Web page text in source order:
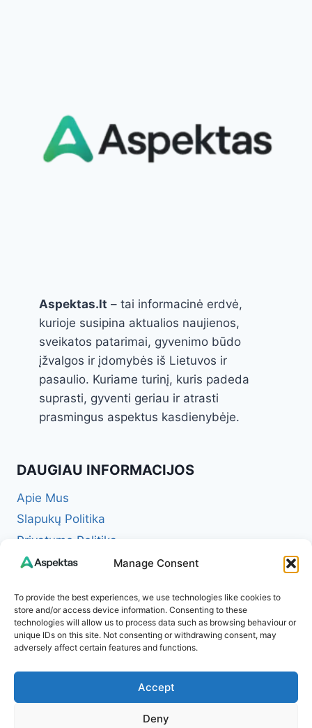
Manage Consent
To provide the best experiences, we use technologies like cookies to
store and/or access device information. Consenting to these
technologies will allow us to process data such as browsing behaviour or
unique IDs on this site. Not consenting or withdrawing consent, may
adversely affect certain features and functions.
Accept
Deny
Aspektas.lt – tai informacinė erdvė,
kurioje susipina aktualios naujienos,
sveikatos patarimai, gyvenimo būdo
įžvalgos ir įdomybės iš Lietuvos ir
pasaulio. Kuriame turinį, kuris padeda
suprasti, gyventi geriau ir atrasti
prasmingus aspektus kasdienybėje.
DAUGIAU INFORMACIJOS
Apie Mus
Slapukų Politika
Privatumo Politika
Redakcinė politika + Klaidų taisymo politika
Atsakomybės apribojimas (Disclaimer)
Naudojimosi taisyklės (Terms of Service)
Kontaktai